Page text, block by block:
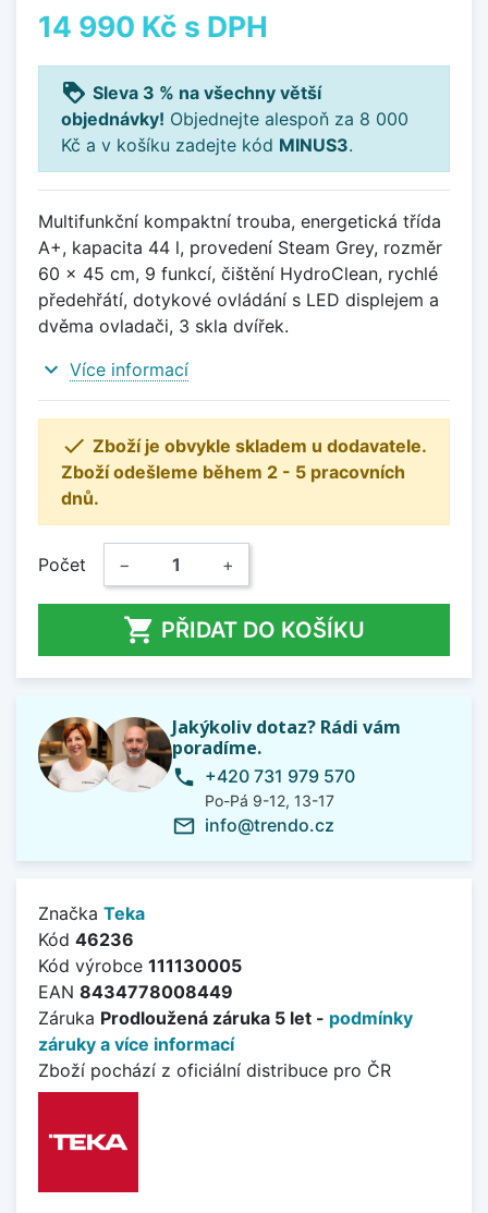
14 990 Kč s DPH
loyalty Sleva 3 % na všechny větší
objednávky! Objednejte alespoň za 8 000
Kč a v košíku zadejte kód MINUS3.
Multifunkční kompaktní trouba, energetická třída
A+, kapacita 44 l, provedení Steam Grey, rozměr
60 x 45 cm, 9 funkcí, čištění HydroClean, rychlé
předehřátí, dotykové ovládání s LED displejem a
dvěma ovladači, 3 skla dvířek.
expand_more Více informací
 Zboží je obvykle skladem u dodavatele.
Zboží odešleme během 2 - 5 pracovních
dnů.
Počet − +
 PŘIDAT DO KOŠÍKU
Jakýkoliv dotaz? Rádi vám
poradíme.
phone +420 731 979 570
Po-Pá 9-12, 13-17
mail_outline info@trendo.cz
Značka Teka
Kód 46236
Kód výrobce 111130005
EAN 8434778008449
Záruka Prodloužená záruka 5 let - podmínky
záruky a více informací
Zboží pochází z oficiální distribuce pro ČR